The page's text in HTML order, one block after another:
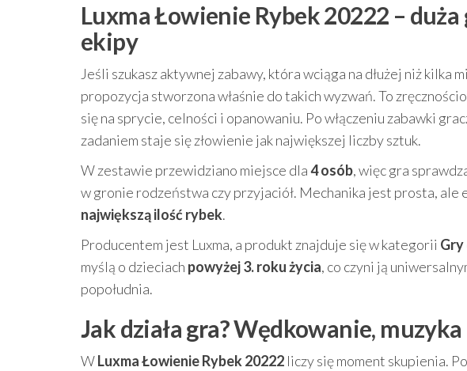
Luxma Łowienie Rybek 20222 – duża
ekipy
Jeśli szukasz aktywnej zabawy, która wciąga na dłużej niż kilka
propozycja stworzona właśnie do takich wyzwań. To
się na sprycie, celności i opanowaniu. Po włączeniu zabawki
zadaniem staje się złowienie jak największej liczby sztuk.
W zestawie przewidziano miejsce dla4 osób, więc gra
w gronie rodzeństwa czy przyjaciół. Mechanika jest prosta, ale
największą ilość rybek.
Producentem jest Luxma, a produkt znajduje się w kategorii Gry
myślą o dzieciach powyżej 3. roku życia, co czyni ją
popołudnia.
Jak działa gra? Wędkowanie,
WLuxma Łowienie Rybek 20222 liczy się moment skupienia.